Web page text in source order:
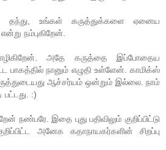
தந்து, உங்கள் கருத்துக்களை ஏனைய
நம்புகிறேன்.
அதே கருத்தை இப்போதைய
நானும் எழுதி உள்ளேன். காமிக்ஸ்
ஆச்சர்யம் ஒன்றும் இல்லை. நாம்
:)
நண்பரே. இதை புது பதிவிலும் குறிப்பிட்டு
அனேக கதாநாயகர்களின் சிறப்பு